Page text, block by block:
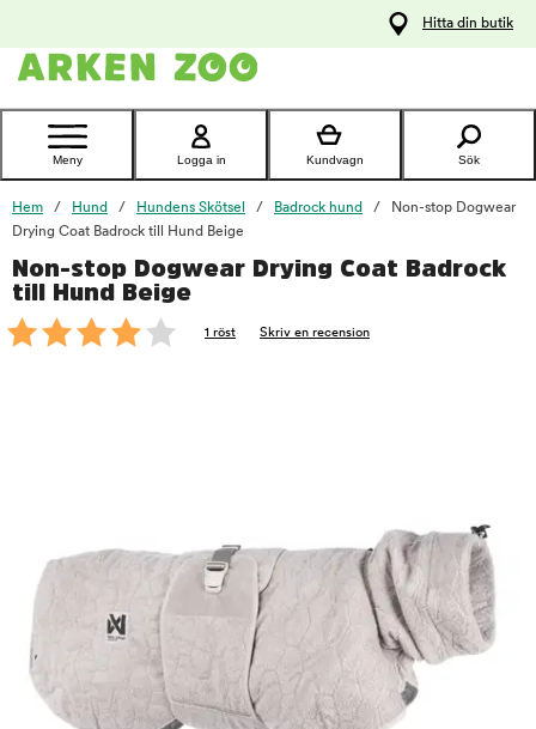
Kontakta
Hitta din butik
Meny Logga in Kundvagn Sök
Hem Hund Hundens Skötsel Badrock hund
Non-stop Dogwear
Drying Coat Badrock till Hund Beige
Non-stop Dogwear Drying Coat Badrock
till Hund Beige
1 röst Skriv en recension
foo